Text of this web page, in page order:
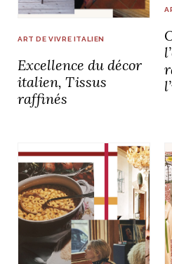
ART DE VIVRE ITALIEN
Excellence du décor
italien, Tissus
raffinés